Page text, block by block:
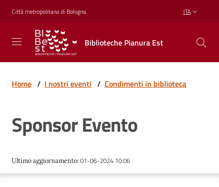
Vai al contenuto
Vai alla navigazione
Vai al footer
Città metropolitana di Bologna ITA
Biblioteche Pianura Est
Biblioteche
Pianura
Est
CREARE,
RICREARSI
Biblioteche
Home / I nostri eventi / Condimenti in biblioteca
Sponsor Evento
Ultimo aggiornamento:01-06-2024 10:06